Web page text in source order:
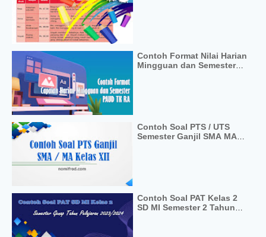
Contoh Format Nilai Harian
Mingguan dan Semester
Contoh Soal PTS / UTS
Semester Ganjil SMA MA
Contoh Soal PAT Kelas 2
SD MI Semester 2 Tahun